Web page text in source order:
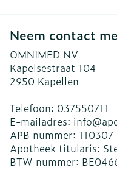
Neem contact
OMNIMED NV
Kapelsestraat 104
2950 Kapellen
Telefoon: 037550711
E-mailadres: info@
APB nummer: 110307
Apotheek titularis:
BTW nummer: